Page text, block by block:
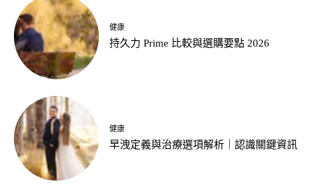
健康
持久力 Prime 比較與選購要點 2026
健康
早洩定義與治療選項解析｜認識關鍵資訊